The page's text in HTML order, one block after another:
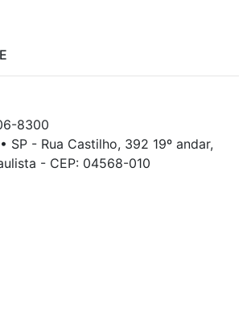
8300
SP - Rua Castilho, 392 19º andar,
- CEP: 04568-010